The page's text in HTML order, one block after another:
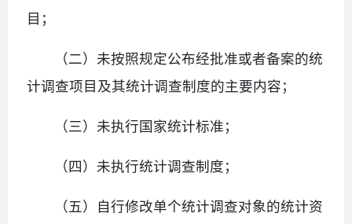
目；
（二）未按照规定公布经批准或者备案的统
计调查项目及其统计调查制度的主要内容；
（三）未执行国家统计标准；
（四）未执行统计调查制度；
（五）自行修改单个统计调查对象的统计资